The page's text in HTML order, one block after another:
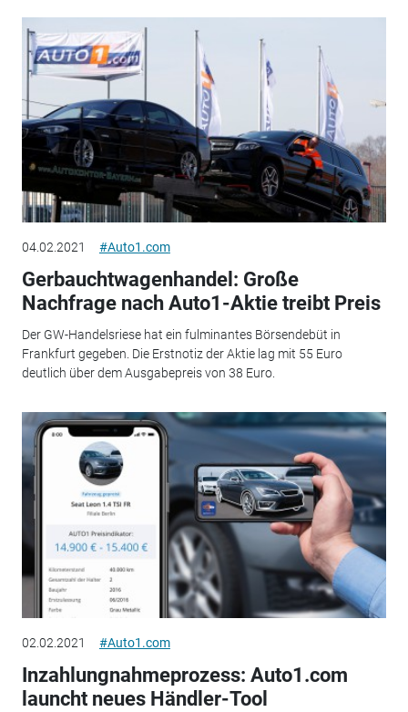
04.02.2021 #Auto1.com
Gerbauchtwagenhandel: Große
Nachfrage nach Auto1-Aktie treibt Preis
Der GW-Handelsriese hat ein fulminantes Börsendebüt in
Frankfurt gegeben. Die Erstnotiz der Aktie lag mit 55 Euro
deutlich über dem Ausgabepreis von 38 Euro.
02.02.2021 #Auto1.com
Inzahlungnahmeprozess: Auto1.com
launcht neues Händler-Tool